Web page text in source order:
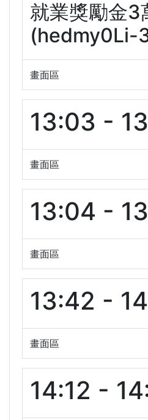
就業獎勵金3
(hedmy0Li-
畫面區
13:03 -
畫面區
13:04 -
畫面區
13:42 -
畫面區
14:12 -